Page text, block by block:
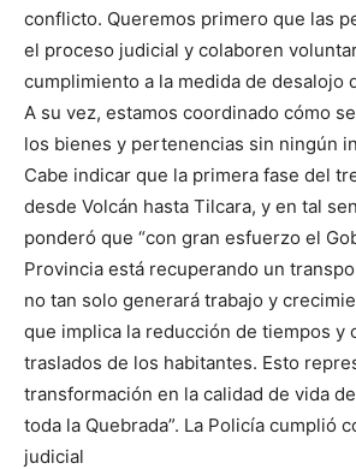
conflicto. Queremos primero que las
el proceso judicial y colaboren
cumplimiento a la medida de desalojo
A su vez, estamos coordinado cómo
los bienes y pertenencias sin ningún
Cabe indicar que la primera fase del
desde Volcán hasta Tilcara, y en tal
ponderó que “con gran esfuerzo el
Provincia está recuperando un
no tan solo generará trabajo y
que implica la reducción de tiempos y
traslados de los habitantes. Esto
transformación en la calidad de vida
toda la Quebrada”. La Policía cumplió
judicial